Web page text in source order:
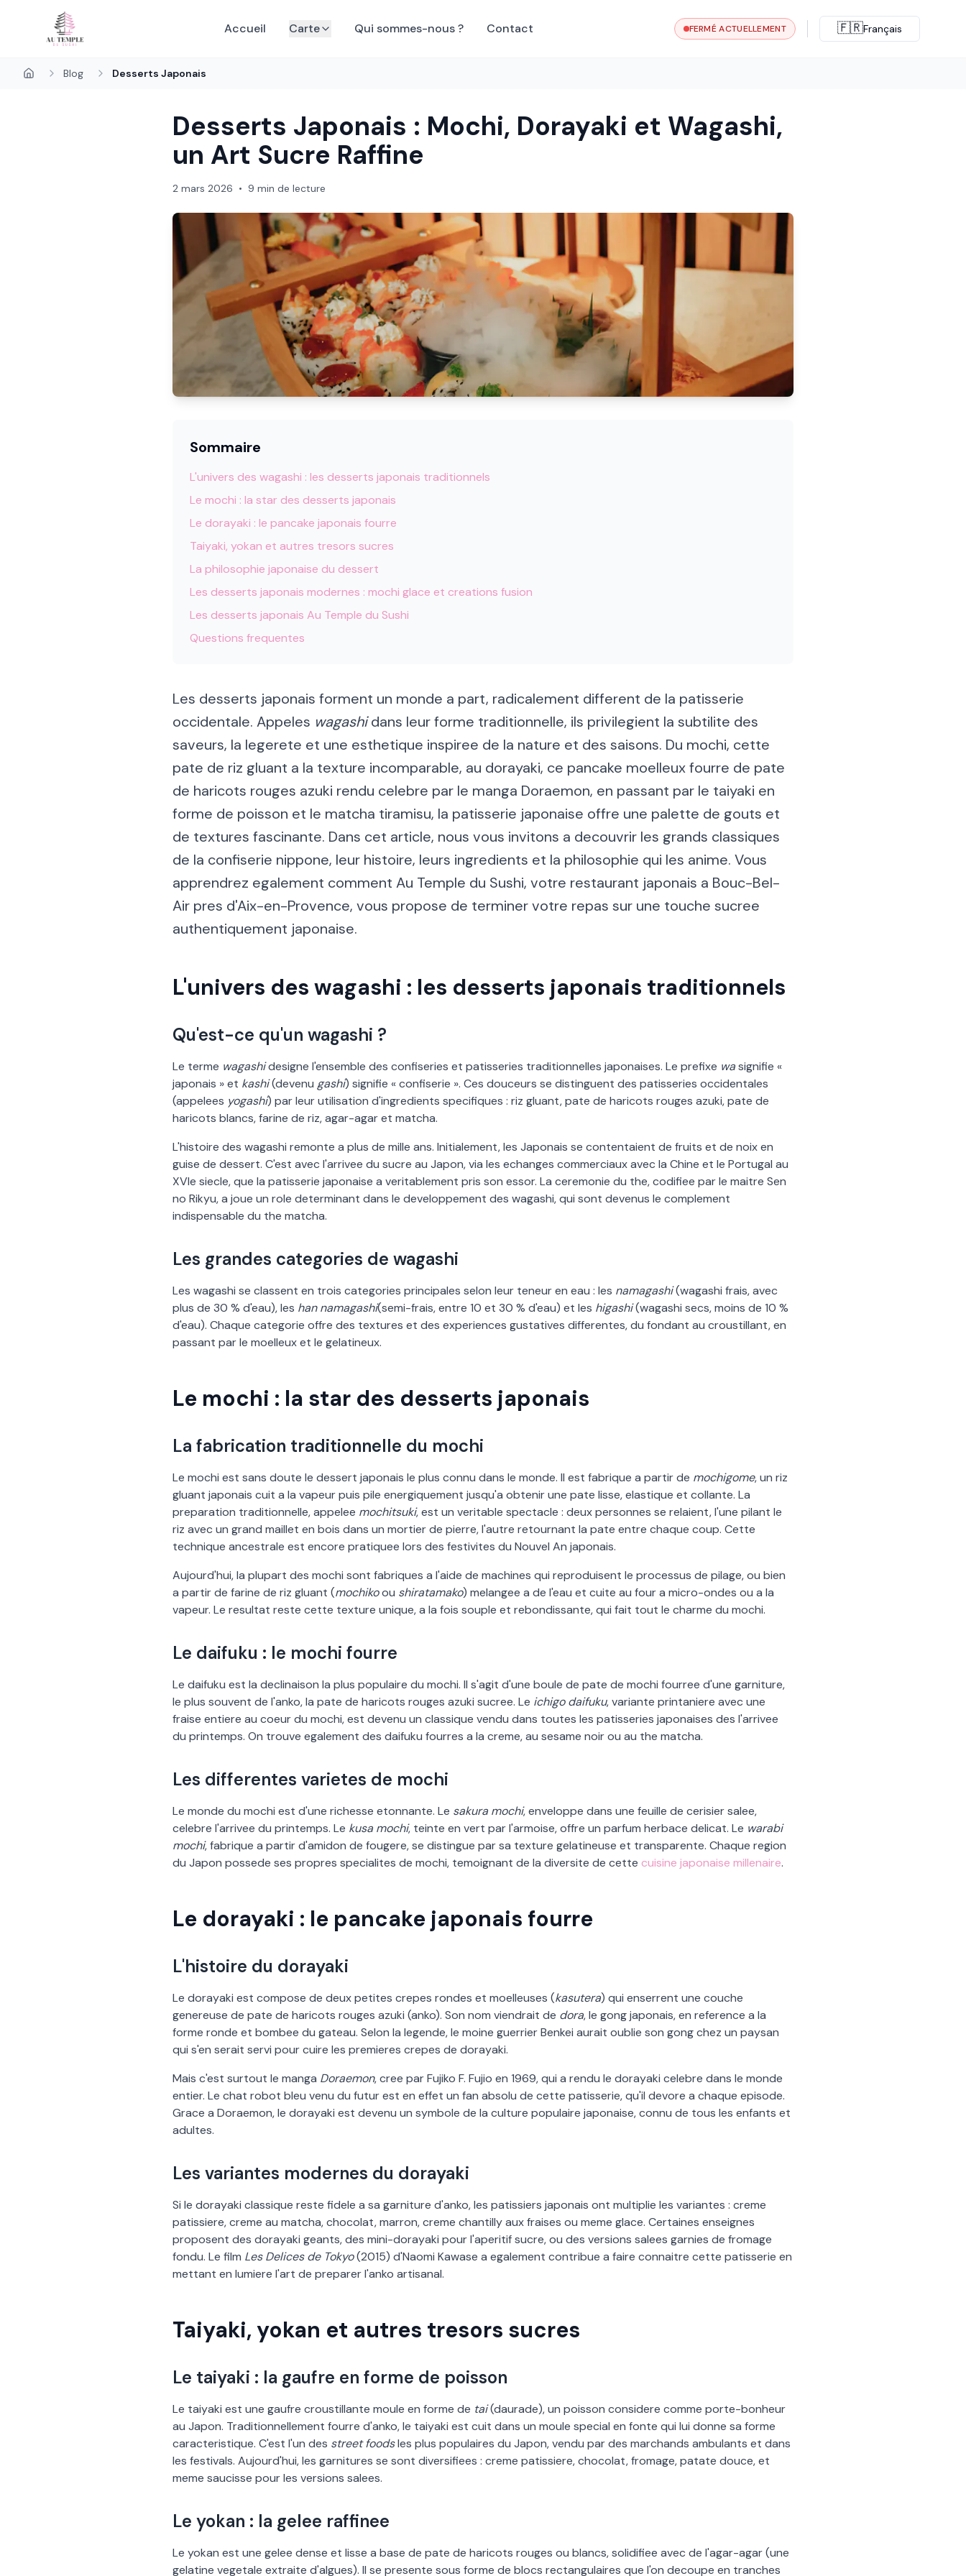
Accueil Carte Qui sommes-nous ? Contact FERMÉ ACTUELLEMENT 🇫🇷Français
Blog Desserts Japonais
Desserts Japonais : Mochi, Dorayaki et Wagashi,
un Art Sucre Raffine
2 mars 2026 • 9 min de lecture
Sommaire
L'univers des wagashi : les desserts japonais traditionnels
Le mochi : la star des desserts japonais
Le dorayaki : le pancake japonais fourre
Taiyaki, yokan et autres tresors sucres
La philosophie japonaise du dessert
Les desserts japonais modernes : mochi glace et creations fusion
Les desserts japonais Au Temple du Sushi
Questions frequentes
Les desserts japonais forment un monde a part, radicalement different de la patisserie
occidentale. Appeles wagashidans leur forme traditionnelle, ils privilegient la subtilite des
saveurs, la legerete et une esthetique inspiree de la nature et des saisons. Du mochi, cette
pate de riz gluant a la texture incomparable, au dorayaki, ce pancake moelleux fourre de pate
de haricots rouges azuki rendu celebre par le manga Doraemon, en passant par le taiyaki en
forme de poisson et le matcha tiramisu, la patisserie japonaise offre une palette de gouts et
de textures fascinante. Dans cet article, nous vous invitons a decouvrir les grands classiques
de la confiserie nippone, leur histoire, leurs ingredients et la philosophie qui les anime. Vous
apprendrez egalement comment Au Temple du Sushi, votre restaurant japonais a Bouc-Bel-
Air pres d'Aix-en-Provence, vous propose de terminer votre repas sur une touche sucree
authentiquement japonaise.
L'univers des wagashi : les desserts japonais traditionnels
Qu'est-ce qu'un wagashi ?
Le terme wagashidesigne l'ensemble des confiseries et patisseries traditionnelles japonaises. Le prefixe wasignifie «
japonais » et kashi(devenu gashi) signifie « confiserie ». Ces douceurs se distinguent des patisseries occidentales
(appelees yogashi) par leur utilisation d'ingredients specifiques : riz gluant, pate de haricots rouges azuki, pate de
haricots blancs, farine de riz, agar-agar et matcha.
L'histoire des wagashi remonte a plus de mille ans. Initialement, les Japonais se contentaient de fruits et de noix en
guise de dessert. C'est avec l'arrivee du sucre au Japon, via les echanges commerciaux avec la Chine et le Portugal au
XVIe siecle, que la patisserie japonaise a veritablement pris son essor. La ceremonie du the, codifiee par le maitre Sen
no Rikyu, a joue un role determinant dans le developpement des wagashi, qui sont devenus le complement
indispensable du the matcha.
Les grandes categories de wagashi
Les wagashi se classent en trois categories principales selon leur teneur en eau : les namagashi(wagashi frais, avec
plus de 30 % d'eau), les han namagashi(semi-frais, entre 10 et 30 % d'eau) et les higashi(wagashi secs, moins de 10 %
d'eau). Chaque categorie offre des textures et des experiences gustatives differentes, du fondant au croustillant, en
passant par le moelleux et le gelatineux.
Le mochi : la star des desserts japonais
La fabrication traditionnelle du mochi
Le mochi est sans doute le dessert japonais le plus connu dans le monde. Il est fabrique a partir de mochigome, un riz
gluant japonais cuit a la vapeur puis pile energiquement jusqu'a obtenir une pate lisse, elastique et collante. La
preparation traditionnelle, appelee mochitsuki, est un veritable spectacle : deux personnes se relaient, l'une pilant le
riz avec un grand maillet en bois dans un mortier de pierre, l'autre retournant la pate entre chaque coup. Cette
technique ancestrale est encore pratiquee lors des festivites du Nouvel An japonais.
Aujourd'hui, la plupart des mochi sont fabriques a l'aide de machines qui reproduisent le processus de pilage, ou bien
a partir de farine de riz gluant (mochikoou shiratamako) melangee a de l'eau et cuite au four a micro-ondes ou a la
vapeur. Le resultat reste cette texture unique, a la fois souple et rebondissante, qui fait tout le charme du mochi.
Le daifuku : le mochi fourre
Le daifuku est la declinaison la plus populaire du mochi. Il s'agit d'une boule de pate de mochi fourree d'une garniture,
le plus souvent de l'anko, la pate de haricots rouges azuki sucree. Le ichigo daifuku, variante printaniere avec une
fraise entiere au coeur du mochi, est devenu un classique vendu dans toutes les patisseries japonaises des l'arrivee
du printemps. On trouve egalement des daifuku fourres a la creme, au sesame noir ou au the matcha.
Les differentes varietes de mochi
Le monde du mochi est d'une richesse etonnante. Le sakura mochi, enveloppe dans une feuille de cerisier salee,
celebre l'arrivee du printemps. Le kusa mochi, teinte en vert par l'armoise, offre un parfum herbace delicat. Le warabi
mochi, fabrique a partir d'amidon de fougere, se distingue par sa texture gelatineuse et transparente. Chaque region
du Japon possede ses propres specialites de mochi, temoignant de la diversite de cette cuisine japonaise millenaire.
Le dorayaki : le pancake japonais fourre
L'histoire du dorayaki
Le dorayaki est compose de deux petites crepes rondes et moelleuses (kasutera) qui enserrent une couche
genereuse de pate de haricots rouges azuki (anko). Son nom viendrait de dora, le gong japonais, en reference a la
forme ronde et bombee du gateau. Selon la legende, le moine guerrier Benkei aurait oublie son gong chez un paysan
qui s'en serait servi pour cuire les premieres crepes de dorayaki.
Mais c'est surtout le manga Doraemon, cree par Fujiko F. Fujio en 1969, qui a rendu le dorayaki celebre dans le monde
entier. Le chat robot bleu venu du futur est en effet un fan absolu de cette patisserie, qu'il devore a chaque episode.
Grace a Doraemon, le dorayaki est devenu un symbole de la culture populaire japonaise, connu de tous les enfants et
adultes.
Les variantes modernes du dorayaki
Si le dorayaki classique reste fidele a sa garniture d'anko, les patissiers japonais ont multiplie les variantes : creme
patissiere, creme au matcha, chocolat, marron, creme chantilly aux fraises ou meme glace. Certaines enseignes
proposent des dorayaki geants, des mini-dorayaki pour l'aperitif sucre, ou des versions salees garnies de fromage
fondu. Le film Les Delices de Tokyo(2015) d'Naomi Kawase a egalement contribue a faire connaitre cette patisserie en
mettant en lumiere l'art de preparer l'anko artisanal.
Taiyaki, yokan et autres tresors sucres
Le taiyaki : la gaufre en forme de poisson
Le taiyaki est une gaufre croustillante moule en forme de tai(daurade), un poisson considere comme porte-bonheur
au Japon. Traditionnellement fourre d'anko, le taiyaki est cuit dans un moule special en fonte qui lui donne sa forme
caracteristique. C'est l'un des street foodsles plus populaires du Japon, vendu par des marchands ambulants et dans
les festivals. Aujourd'hui, les garnitures se sont diversifiees : creme patissiere, chocolat, fromage, patate douce, et
meme saucisse pour les versions salees.
Le yokan : la gelee raffinee
Le yokan est une gelee dense et lisse a base de pate de haricots rouges ou blancs, solidifiee avec de l'agar-agar (une
gelatine vegetale extraite d'algues). Il se presente sous forme de blocs rectangulaires que l'on decoupe en tranches